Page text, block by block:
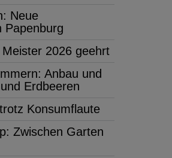
Neue
Papenburg
2026 geehrt
Anbau und
Erdbeeren
Konsumflaute
Zwischen Garten